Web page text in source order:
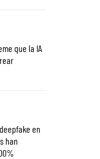
que la IA
en
han